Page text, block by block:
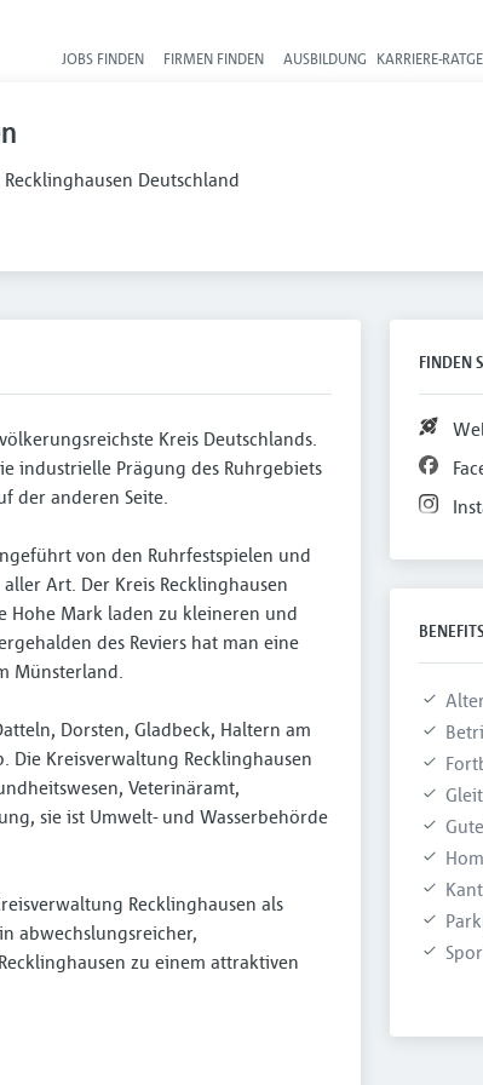
Haupt-
JOBS FINDEN FIRMEN FINDEN AUSBILDUNG KARRIERE-
Deutschland
Kreis Deutschlands.
industrielle Prägung des Ruhrgebiets
der anderen Seite.
von den Ruhrfestspielen und
Art. Der Kreis Recklinghausen
Hohe Mark laden zu kleineren und
des Reviers hat man eine
Münsterland.
Dorsten, Gladbeck, Haltern am
Die Kreisverwaltung Recklinghausen
Veterinäramt,
sie ist Umwelt- und Wasserbehörde
Recklinghausen als
abwechslungsreicher,
zu einem attraktiven
FINDEN
BENEFITS